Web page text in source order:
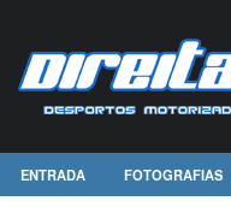
ENTRADA FOTOGRAFIAS